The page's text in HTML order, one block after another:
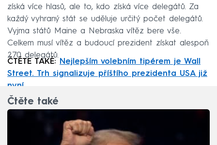
získá více hlasů, ale to, kdo získá více delegátů. Za
každý vyhraný stát se uděluje určitý počet delegátů.
Vyjma států Maine a Nebraska vítěz bere vše.
Celkem musí vítěz a budoucí prezident získat alespoň
270 delegátů.
ČTĚTE TAKÉ:
Nejlepším volebním tipérem je Wall
Street. Trh signalizuje příštího prezidenta USA již
nyní
Čtěte také